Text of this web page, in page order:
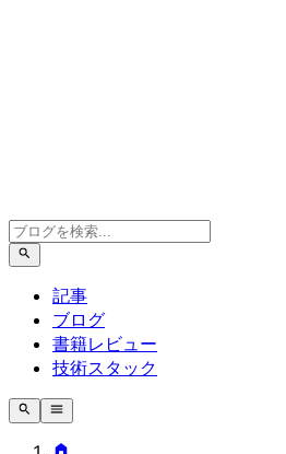
記事
ブログ
書籍レビュー
技術スタック